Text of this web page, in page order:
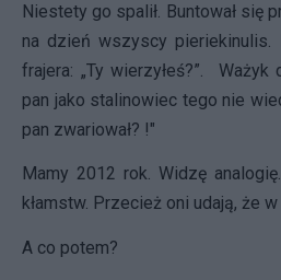
Niestety go spalił. Buntował się
na dzień wszyscy pieriekinulis.
frajera: „Ty wierzyłeś?”. Ważyk
pan jako stalinowiec tego nie
pan zwariował? !"
Mamy 2012 rok. Widzę
kłamstw. Przecież oni udają, że
A co potem?